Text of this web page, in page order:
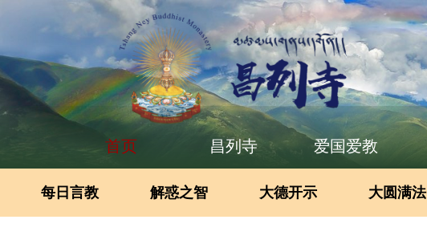
首页 昌列寺 爱国爱教
每日言教 解惑之智 大德开示 大圆满法